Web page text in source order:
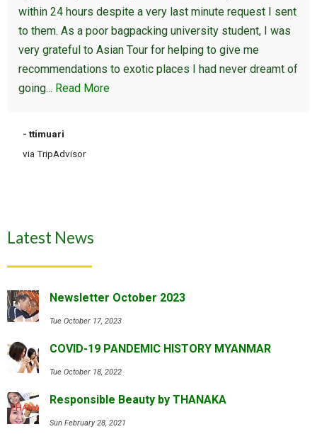
within 24 hours despite a very last minute request I sent
to them. As a poor bagpacking university student, I was
very grateful to Asian Tour for helping to give me
recommendations to exotic places I had never dreamt of
going... Read More
- ttimuari
via TripAdvisor
Latest News
Newsletter October 2023
Tue October 17, 2023
COVID-19 PANDEMIC HISTORY MYANMAR
Tue October 18, 2022
Responsible Beauty by THANAKA
Sun February 28, 2021